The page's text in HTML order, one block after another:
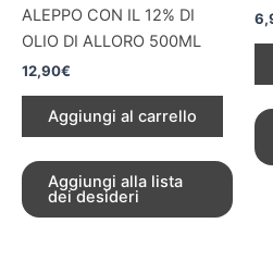
ALEPPO CON IL 12% DI
OLIO DI ALLORO 500ML
12,90€
Aggiungi al carrello
Aggiungi alla lista
dei desideri
Prodotti di bellezza